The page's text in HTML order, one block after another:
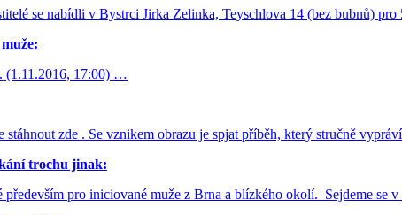
se nabídli v Bystrci Jirka Zelinka, Teyschlova 14 (bez bubnů)
(1.11.2016, 17:00) …
zde . Se vznikem obrazu je spjat příběh, který stručně
trochu jinak:
především pro iniciované muže z Brna a blízkého okolí. Sejdeme